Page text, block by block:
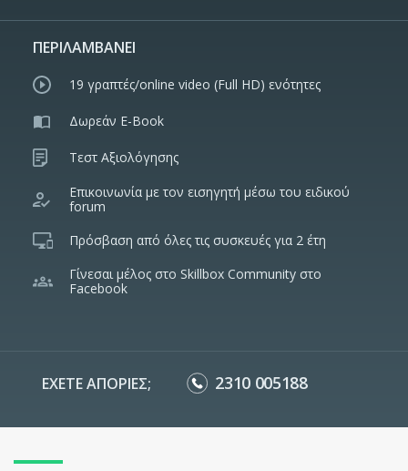
ΠΕΡΙΛΑΜΒΑΝΕΙ
19 γραπτές/online video (Full HD) ενότητες
Δωρεάν E-Book
Τεστ Αξιολόγησης
Επικοινωνία με τον εισηγητή μέσω του ειδικού
forum
Πρόσβαση από όλες τις συσκευές για 2 έτη
Γίνεσαι μέλος στο Skillbox Community στο
Facebook
ΕΧΕΤΕ ΑΠΟΡΙΕΣ; 2310 005188